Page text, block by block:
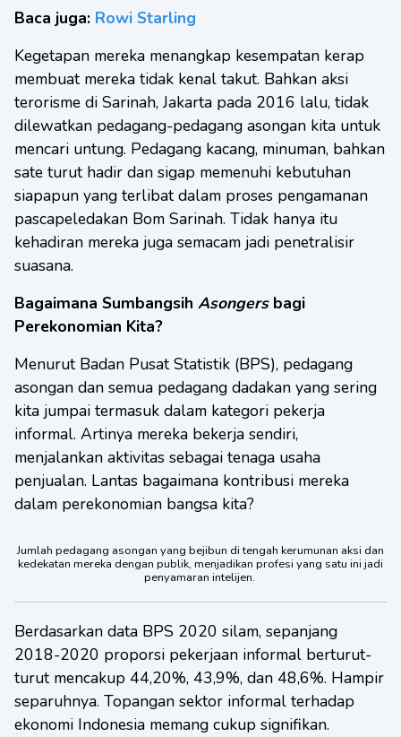
Baca juga: Rowi Starling
Kegetapan mereka menangkap kesempatan kerap
membuat mereka tidak kenal takut. Bahkan aksi
terorisme di Sarinah, Jakarta pada 2016 lalu, tidak
dilewatkan pedagang-pedagang asongan kita untuk
mencari untung. Pedagang kacang, minuman, bahkan
sate turut hadir dan sigap memenuhi kebutuhan
siapapun yang terlibat dalam proses pengamanan
pascapeledakan Bom Sarinah. Tidak hanya itu
kehadiran mereka juga semacam jadi penetralisir
suasana.
Bagaimana Sumbangsih Asongersbagi
Perekonomian Kita?
Menurut Badan Pusat Statistik (BPS), pedagang
asongan dan semua pedagang dadakan yang sering
kita jumpai termasuk dalam kategori pekerja
informal. Artinya mereka bekerja sendiri,
menjalankan aktivitas sebagai tenaga usaha
penjualan. Lantas bagaimana kontribusi mereka
dalam perekonomian bangsa kita?
Jumlah pedagang asongan yang bejibun di tengah kerumunan aksi dan
kedekatan mereka dengan publik, menjadikan profesi yang satu ini jadi
penyamaran intelijen.
Berdasarkan data BPS 2020 silam, sepanjang
2018-2020 proporsi pekerjaan informal berturut-
turut mencakup 44,20%, 43,9%, dan 48,6%. Hampir
separuhnya. Topangan sektor informal terhadap
ekonomi Indonesia memang cukup signifikan.